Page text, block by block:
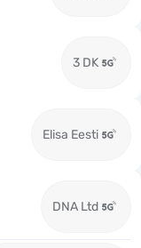
3 DK
Elisa Eesti
DNA Ltd